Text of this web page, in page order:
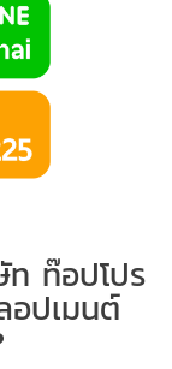
ท ท๊อปโปร
อปเมนต์